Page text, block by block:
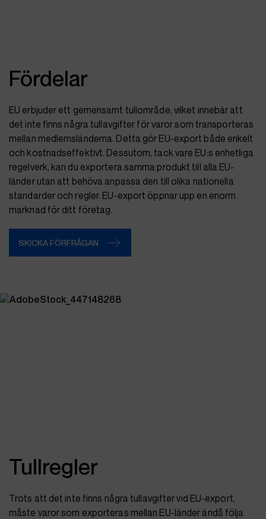
Fördelar
EU erbjuder ett gemensamt tullområde, vilket innebär att
det inte finns några tullavgifter för varor som transporteras
mellan medlemsländerna. Detta gör EU-export både enkelt
och kostnadseffektivt. Dessutom, tack vare EU:s enhetliga
regelverk, kan du exportera samma produkt till alla EU-
länder utan att behöva anpassa den till olika nationella
standarder och regler. EU-export öppnar upp en enorm
marknad för ditt företag.
SKICKA FÖRFRÅGAN
Tullregler
Trots att det inte finns några tullavgifter vid EU-export,
måste varor som exporteras mellan EU-länder ändå följa